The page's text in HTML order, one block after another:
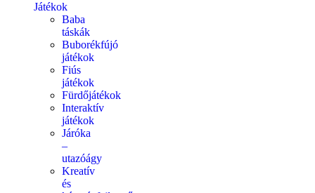
Játékok
Baba
táskák
Buborékfújó
játékok
Fiús
játékok
Fürdőjátékok
Interaktív
játékok
Járóka
–
utazóágy
Kreatív
és